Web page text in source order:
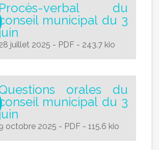
Procès-verbal du
conseil municipal du 3
juillet 2025 - PDF - 243.7 kio
orales du
conseil municipal du 3
octobre 2025 - PDF - 115.6 kio